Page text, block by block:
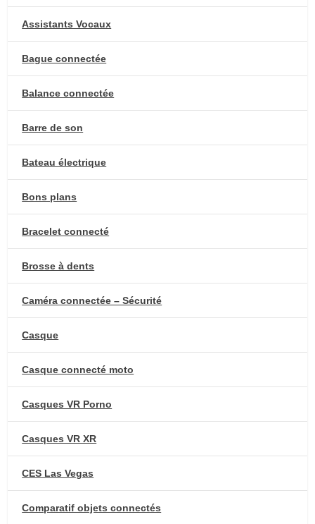
Assistants Vocaux
Bague connectée
Balance connectée
Barre de son
Bateau électrique
Bons plans
Bracelet connecté
Brosse à dents
Caméra connectée – Sécurité
Casque
Casque connecté moto
Casques VR Porno
Casques VR XR
CES Las Vegas
Comparatif objets connectés